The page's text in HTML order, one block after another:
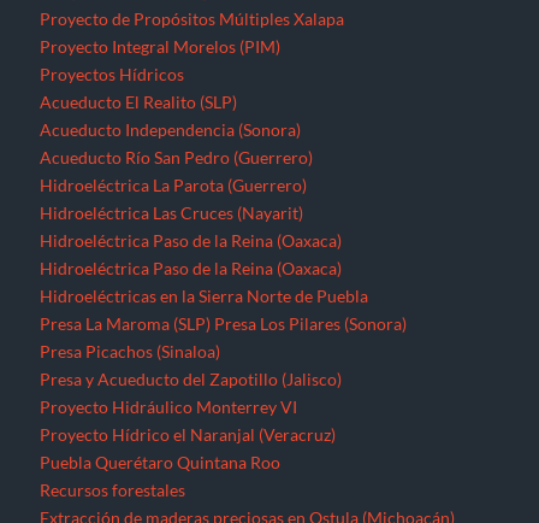
Proyecto de Propósitos Múltiples Xalapa
Proyecto Integral Morelos (PIM)
Proyectos Hídricos
Acueducto El Realito (SLP)
Acueducto Independencia (Sonora)
Acueducto Río San Pedro (Guerrero)
Hidroeléctrica La Parota (Guerrero)
Hidroeléctrica Las Cruces (Nayarit)
Hidroeléctrica Paso de la Reina (Oaxaca)
Hidroeléctrica Paso de la Reina (Oaxaca)
Hidroeléctricas en la Sierra Norte de Puebla
Presa La Maroma (SLP) Presa Los Pilares (Sonora)
Presa Picachos (Sinaloa)
Presa y Acueducto del Zapotillo (Jalisco)
Proyecto Hidráulico Monterrey VI
Proyecto Hídrico el Naranjal (Veracruz)
Puebla Querétaro Quintana Roo
Recursos forestales
Extracción de maderas preciosas en Ostula (Michoacán)